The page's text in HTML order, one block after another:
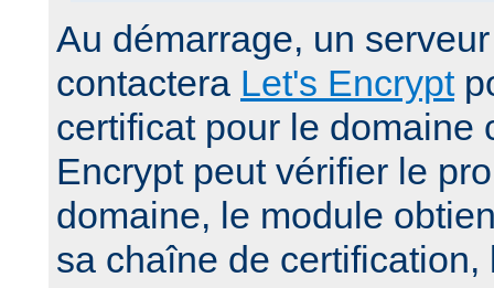
Au démarrage, un
contactera Let's Encrypt
certificat pour le domaine
Encrypt peut vérifier le
domaine, le module
sa chaîne de certification,